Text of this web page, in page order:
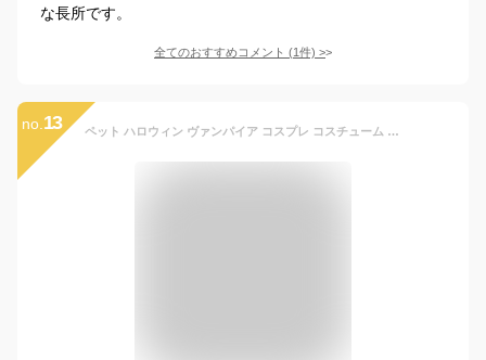
な長所です。
全てのおすすめコメント (1件) >
no. 13 ペット ハロウィン ヴァンパイア コスプレ コスチューム マント ケープ 帽子 犬 猫用 仮装 かわいい 悪魔 変身服 クリスマス 写真撮影 (ブラック)